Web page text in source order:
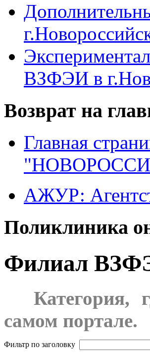
ВЗФЭИ в
Возврат на
Главная
АЖУР:
Поликлиника
Филиал
Категория,
самом портале.
Фильтр по заголовку